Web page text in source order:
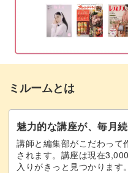
ミルームとは
魅力的な講座が、毎月
講師と編集部がこだわって
されます。講座は現在
入りがきっと見つかります。